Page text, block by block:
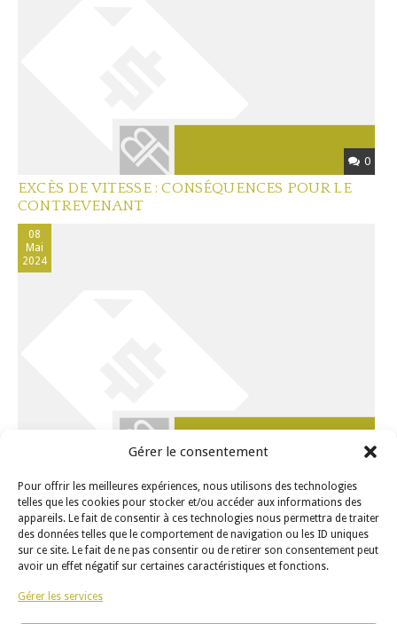
Gérer le consentement
Pour offrir les meilleures expériences, nous utilisons des technologies
telles que les cookies pour stocker et/ou accéder aux informations des
appareils. Le fait de consentir à ces technologies nous permettra de traiter
des données telles que le comportement de navigation ou les ID uniques
sur ce site. Le fait de ne pas consentir ou de retirer son consentement peut
avoir un effet négatif sur certaines caractéristiques et fonctions.
Gérer les services
0
EXCÈS DE VITESSE : CONSÉQUENCES POUR LE
CONTREVENANT
08
Mai
2024
0
DÉLIT DE FUITE : LES CONSÉQUENCES PÉNALES
ET CRIMINELLES
« Nouveau conducteur : Couvre-feu et limite de
« Attention aux plus vulnérables » : est-ce que les